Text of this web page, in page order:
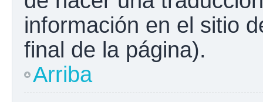
información en el sitio
final de la página).
Arriba